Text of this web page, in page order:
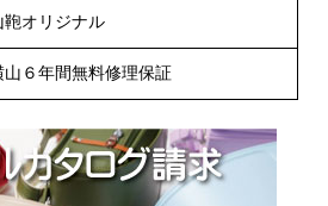
オリジナル
６年間無料修理保証